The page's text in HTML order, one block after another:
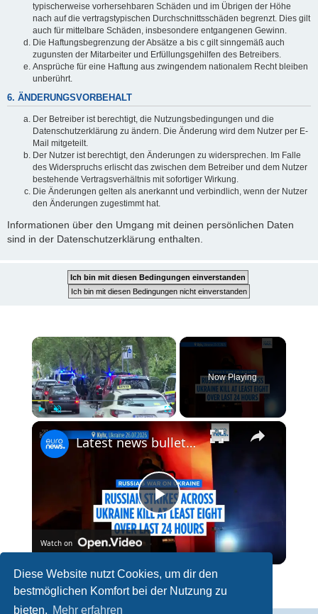
Diese Website nutzt Cookies, um dir den
bestmöglichen Komfort bei der Nutzung zu
bieten. Mehr erfahren
typischerweise vorhersehbaren Schäden und im Übrigen der Höhe
nach auf die vertragstypischen Durchschnittsschäden begrenzt. Dies gilt
auch für mittelbare Schäden, insbesondere entgangenen Gewinn.
Die Haftungsbegrenzung der Absätze a bis c gilt sinngemäß auch
zugunsten der Mitarbeiter und Erfüllungsgehilfen des Betreibers.
Ansprüche für eine Haftung aus zwingendem nationalem Recht bleiben
unberührt.
6. ÄNDERUNGSVORBEHALT
Der Betreiber ist berechtigt, die Nutzungsbedingungen und die
Datenschutzerklärung zu ändern. Die Änderung wird dem Nutzer per E-
Mail mitgeteilt.
Der Nutzer ist berechtigt, den Änderungen zu widersprechen. Im Falle
des Widerspruchs erlischt das zwischen dem Betreiber und dem Nutzer
bestehende Vertragsverhältnis mit sofortiger Wirkung.
Die Änderungen gelten als anerkannt und verbindlich, wenn der Nutzer
den Änderungen zugestimmt hat.
Informationen über den Umgang mit deinen persönlichen Daten
sind in der Datenschutzerklärung enthalten.
×
Fullscreen
Now Playing
×
P
l
a
Latest news bulletin | July 27th, 2026 – Morning
Watch on
Latest news bulletin | July 27th, 2026 – Morning